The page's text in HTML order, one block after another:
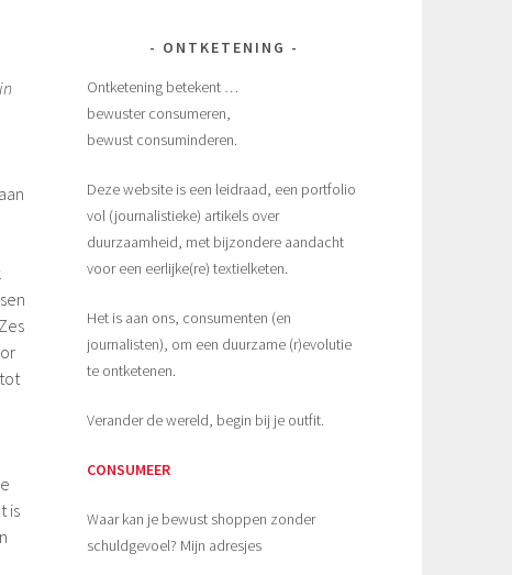
is
ONTKETENING
Ontketening betekent …
bewuster consumeren,
bewust consuminderen.
Deze website is een leidraad, een portfolio
vol (journalistieke) artikels over
duurzaamheid, met bijzondere aandacht
voor een eerlijke(re) textielketen.
Het is aan ons, consumenten (en
journalisten), om een duurzame (r)evolutie
te ontketenen.
Verander de wereld, begin bij je outfit.
CONSUMEER
Waar kan je bewust shoppen zonder
schuldgevoel? Mijn adresjes